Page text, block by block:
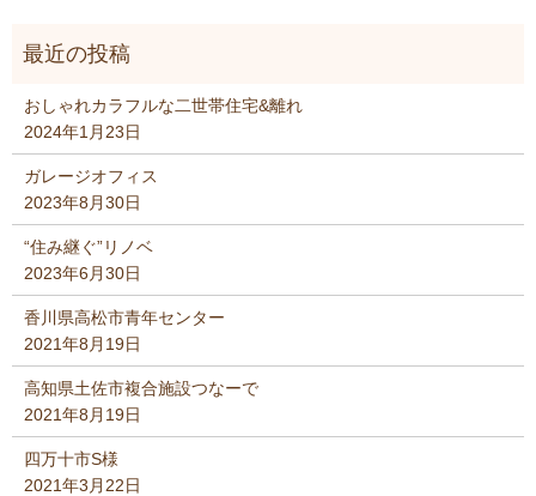
おしゃれカラフルな二世帯住宅&離れ
2024年1月23日
ガレージオフィス
2023年8月30日
“住み継ぐ”リノベ
2023年6月30日
香川県高松市青年センター
2021年8月19日
高知県土佐市複合施設つなーで
2021年8月19日
四万十市S様
2021年3月22日